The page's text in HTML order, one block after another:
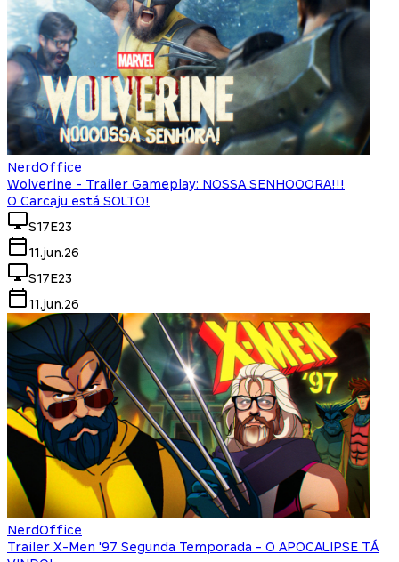
NerdOffice
Wolverine - Trailer Gameplay: NOSSA SENHOOORA!!!
O Carcaju está SOLTO!
S17E23
11.jun.26
S17E23
11.jun.26
NerdOffice
Trailer X-Men '97 Segunda Temporada - O APOCALIPSE TÁ